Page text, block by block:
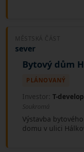
MĚSTSKÁ ČÁST
sever
Bytový dům
PLÁNOVANÝ
Investor: T-
Soukromá
Výstavba
domu v ulici